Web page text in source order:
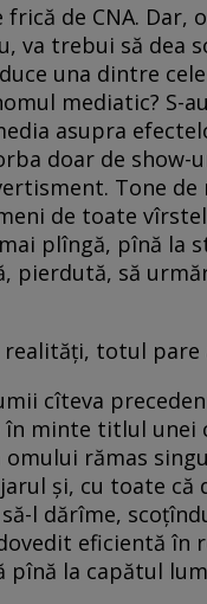
de CNA. Dar,
va trebui să dea
una dintre
mediatic? S-
asupra
doar de
Tone
de toate
plîngă, pînă la
pierdută, să
realităţi, totul
cîteva
minte titlul
omului rămas
şi, cu toate
l dărîme,
eficientă în
pînă la capătul